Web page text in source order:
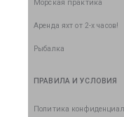
Морская практика
Аренда яхт от 2-х часов!
Рыбалка
ПРАВИЛА И УСЛОВИЯ
Политика